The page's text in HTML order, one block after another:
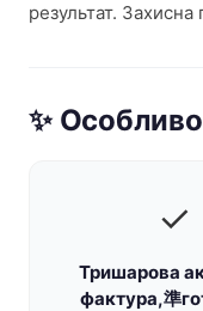
результат.
✨
✓
Тришарова
фактура,準